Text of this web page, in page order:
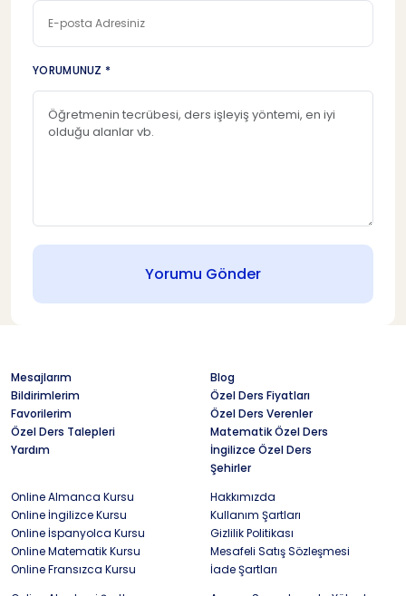
YORUMUNUZ *
Yorumu Gönder
Mesajlarım
Bildirimlerim
Favorilerim
Özel Ders Talepleri
Yardım
Blog
Özel Ders Fiyatları
Özel Ders Verenler
Matematik Özel Ders
İngilizce Özel Ders
Şehirler
Online Almanca Kursu
Online İngilizce Kursu
Online İspanyolca Kursu
Online Matematik Kursu
Online Fransızca Kursu
Hakkımızda
Kullanım Şartları
Gizlilik Politikası
Mesafeli Satış Sözleşmesi
İade Şartları